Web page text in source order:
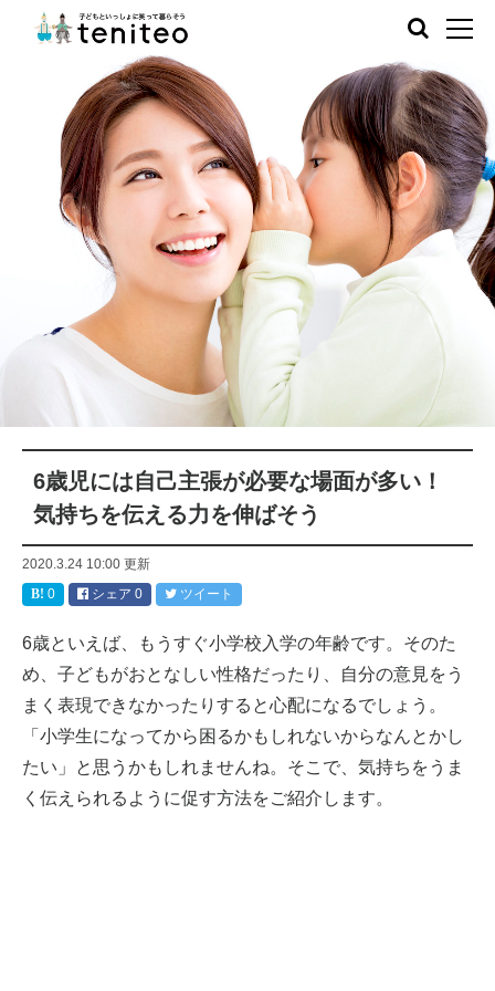
6歳児には自己主張が必要な場面が多い！
気持ちを伝える力を伸ばそう
2020.3.24 10:00 更新
0
シェア 0 ツイート
6歳といえば、もうすぐ小学校入学の年齢です。そのた
め、子どもがおとなしい性格だったり、自分の意見をう
まく表現できなかったりすると心配になるでしょう。
「小学生になってから困るかもしれないからなんとかし
たい」と思うかもしれませんね。そこで、気持ちをうま
く伝えられるように促す方法をご紹介します。